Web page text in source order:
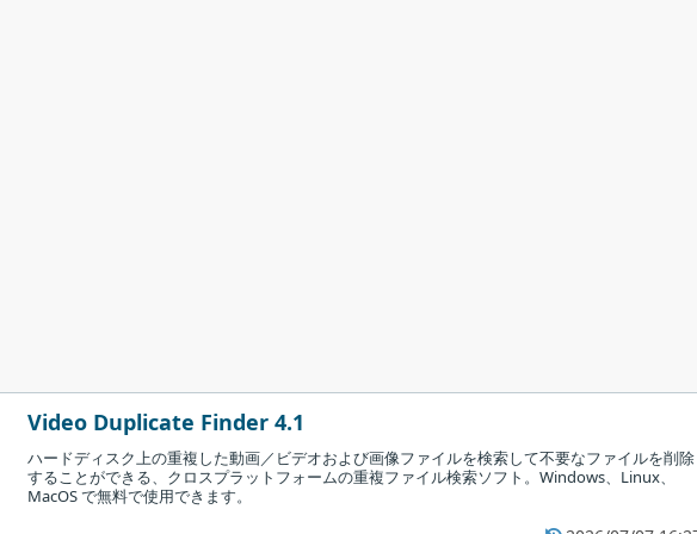
Video Duplicate Finder 4.1
ハードディスク上の重複した動画／ビデオおよび画像ファイルを検索して不要なファイルを削除
することができる、クロスプラットフォームの重複ファイル検索ソフト。Windows、Linux、
MacOS で無料で使用できます。